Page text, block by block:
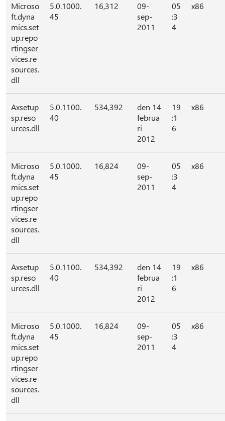
Microso
ft.dyna
mics.set
up.repo
rtingser
vices.re
sources.
dll
5.0.1000.
45
16,312
09-
sep-
2011
05
:3
4
x86
Axsetup
sp.reso
urces.dll
5.0.1100.
40
534,392
den 14
februa
ri
2012
19
:1
6
x86
Microso
ft.dyna
mics.set
up.repo
rtingser
vices.re
sources.
dll
5.0.1000.
45
16,824
09-
sep-
2011
05
:3
4
x86
Axsetup
sp.reso
urces.dll
5.0.1100.
40
534,392
den 14
februa
ri
2012
19
:1
6
x86
Microso
ft.dyna
mics.set
up.repo
rtingser
vices.re
sources.
dll
5.0.1000.
45
16,824
09-
sep-
2011
05
:3
4
x86